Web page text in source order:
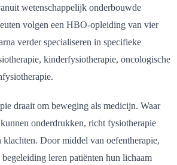
wetenschappelijk onderbouwde
volgen een HBO-opleiding van vier
verder specialiseren in specifieke
kinderfysiotherapie, oncologische
draait om beweging als medicijn. Waar
onderdrukken, richt fysiotherapie
klachten. Door middel van oefentherapie,
leren patiënten hun lichaam